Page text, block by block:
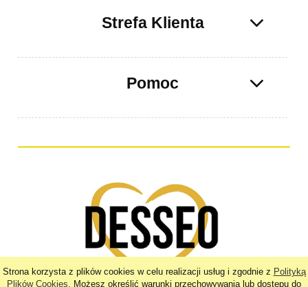
Strona korzysta z plików cookies w celu realizacji usług i zgodnie z Polityką
Plików Cookies. Możesz określić warunki przechowywania lub dostępu do
Strefa Klienta
Pomoc